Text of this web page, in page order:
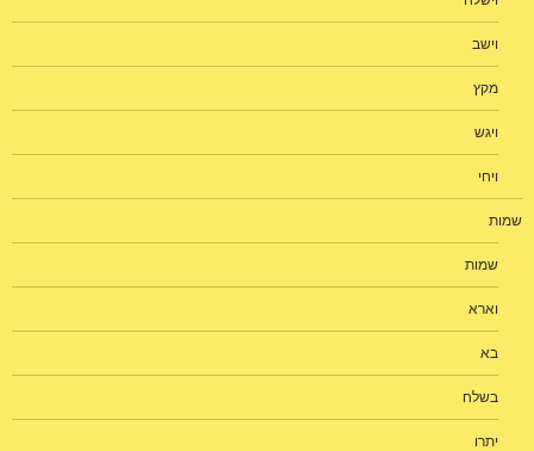
וישב
מקץ
ויגש
ויחי
שמות
שמות
וארא
בא
בשלח
יתרו